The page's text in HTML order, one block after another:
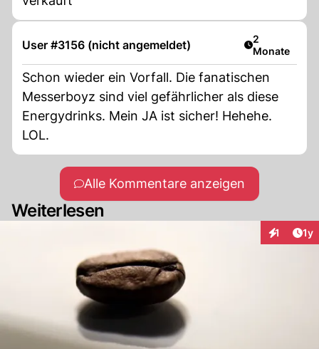
User #3156 (nicht angemeldet) Artikel
2
Monate
Schon wieder ein Vorfall. Die fanatischen
Messerboyz sind viel gefährlicher als diese
Energydrinks. Mein JA ist sicher! Hehehe.
LOL.
Alle Kommentare anzeigen
Weiterlesen
1 1y